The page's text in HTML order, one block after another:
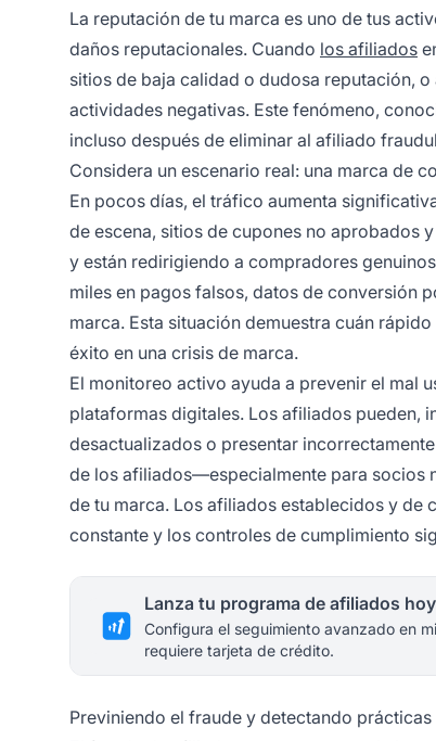
La reputación de tu marca es uno de tus
daños reputacionales. Cuando los afiliados
sitios de baja calidad o dudosa reputación,
actividades negativas. Este fenómeno,
incluso después de eliminar al afiliado
Considera un escenario real: una marca de
En pocos días, el tráfico aumenta
de escena, sitios de cupones no aprobados
y están redirigiendo a compradores
miles en pagos falsos, datos de conversión
marca. Esta situación demuestra cuán
éxito en una crisis de marca.
El monitoreo activo ayuda a prevenir el mal
plataformas digitales. Los afiliados pueden,
desactualizados o presentar
de los afiliados—especialmente para socios
de tu marca. Los afiliados establecidos y de
constante y los controles de cumplimiento
Lanza tu programa de afiliados hoy
Configura el seguimiento avanzado en
requiere tarjeta de crédito.
Previniendo el fraude y detectando prácticas